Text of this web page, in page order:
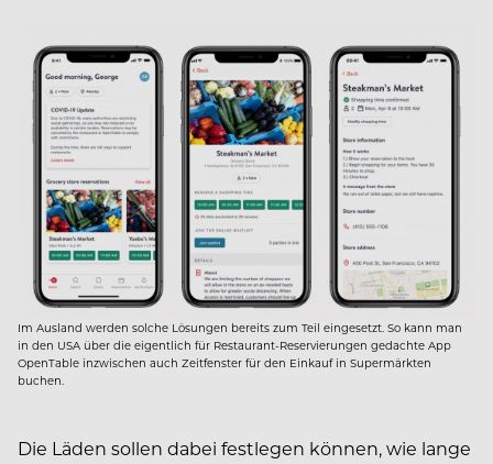
Im Ausland werden solche Lösungen bereits zum Teil eingesetzt. So kann man
in den USA über die eigentlich für Restaurant-Reservierungen gedachte App
OpenTable inzwischen auch Zeitfenster für den Einkauf in Supermärkten
buchen.
Die Läden sollen dabei festlegen können, wie lange